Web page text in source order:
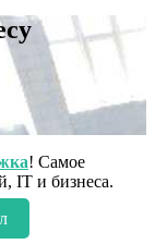
! Самое
IT и бизнеса.